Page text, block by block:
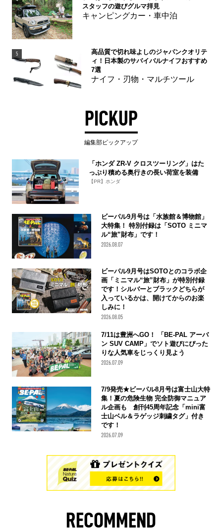
スタッフの遊びグルマ拝見
キャンピングカー・車中泊
5
高品質で切れ味よしのジャパンクオリテ
ィ！日本製のサバイバルナイフおすすめ
7選
ナイフ・刃物・マルチツール
PICKUP
編集部ピックアップ
「ホンダ ZR-V クロスツーリング」はた
っぷり積める奥行きの長い荷室を装備
【PR】ホンダ
ビーパル9月号は「水族館＆博物館」
大特集！ 特別付録は「SOTO ミニマ
ル“旅”財布」です！
2026.08.07
ビーパル9月号はSOTOとのコラボ企
画「ミニマル“旅”財布」が特別付録
です！シルバーとブラックどちらが
入っているかは、開けてからのお楽
しみに！
2026.08.05
7/11は豊洲へGO！ 「BE-PAL アーバ
ン SUV CAMP」でソト遊びにぴった
りな人気車をじっくり見よう
2026.07.09
7/9発売★ビーパル8月号は富士山大特
集！夏の危険生物 完全防御マニュア
ル企画も 創刊45周年記念「mini富
士山ベル＆ラゲッジ刺繍タグ」付き
です！
2026.07.09
RECOMMEND